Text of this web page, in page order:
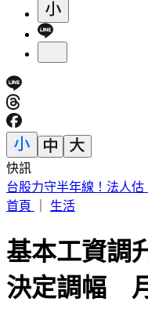
快訊
快訊／台南嚴重車禍！
首頁
生活
基本工資調
決定調幅